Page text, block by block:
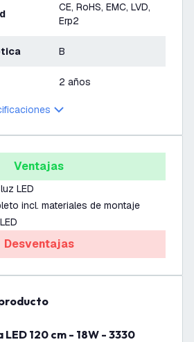
CE, RoHS, EMC, LVD,
Erp2
B
2 años
Ventajas
LED
incl. materiales de montaje
Desventajas